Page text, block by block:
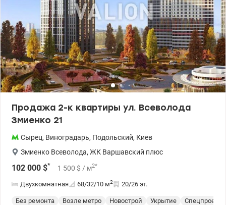
Продажа 2-к квартиры ул. Всеволода
Змиенко 21
Сырец, Виноградарь, Подольский, Киев
Змиенко Всеволода, ЖК Варшавский плюс
102 000 $* 1 500 $ / м2*
Двухкомнатная 68/32/10 м2 20/26 эт.
Без ремонта Возле метро Новострой Укрытие
Спецпроект